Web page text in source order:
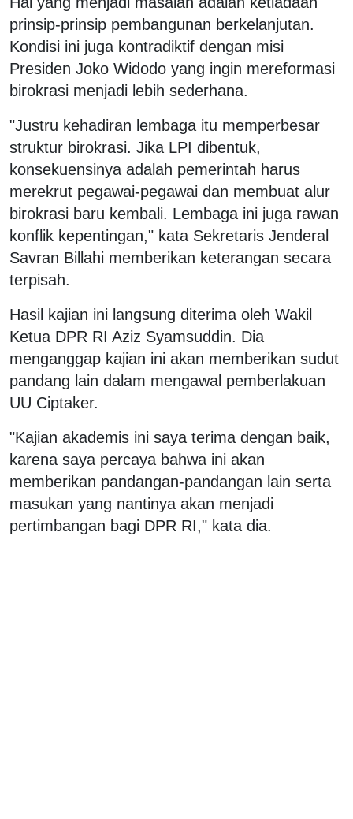
prinsip-prinsip pembangunan berkelanjutan.
Kondisi ini juga kontradiktif dengan misi
Presiden Joko Widodo yang ingin mereformasi
birokrasi menjadi lebih sederhana.
"Justru kehadiran lembaga itu memperbesar
struktur birokrasi. Jika LPI dibentuk,
konsekuensinya adalah pemerintah harus
merekrut pegawai-pegawai dan membuat alur
birokrasi baru kembali. Lembaga ini juga rawan
konflik kepentingan," kata Sekretaris Jenderal
Savran Billahi memberikan keterangan secara
terpisah.
Hasil kajian ini langsung diterima oleh Wakil
Ketua DPR RI Aziz Syamsuddin. Dia
menganggap kajian ini akan memberikan sudut
pandang lain dalam mengawal pemberlakuan
UU Ciptaker.
"Kajian akademis ini saya terima dengan baik,
karena saya percaya bahwa ini akan
memberikan pandangan-pandangan lain serta
masukan yang nantinya akan menjadi
pertimbangan bagi DPR RI," kata dia.